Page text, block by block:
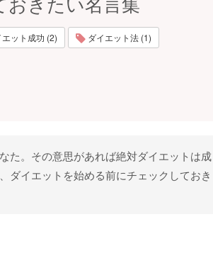
ット成功 (2) ダイエット法 (1)
た。その意思があれば絶対ダイエットは成
ダイエットを始める前にチェックしておき